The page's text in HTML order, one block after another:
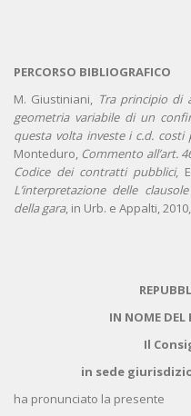
PERCORSO BIBLIOGRAFICO
M. Giustiniani, Tra principio di
geometria variabile di un
questa volta investe i c.d. costi
Monteduro, Commento all’art.
Codice dei contratti pubblici,
L’interpretazione delle
della gara, in Urb. e Appalti,
IN NOME
Il
in sede
ha pronunciato la presente